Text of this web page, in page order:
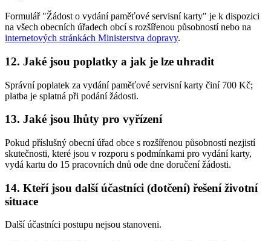
Formulář "Žádost o vydání paměťové servisní karty" je k dispozici
na všech obecních úřadech obcí s rozšířenou působností nebo na
internetových stránkách Ministerstva dopravy.
12. Jaké jsou poplatky a jak je lze uhradit
Správní poplatek za vydání paměťové servisní karty činí 700 Kč;
platba je splatná při podání žádosti.
13. Jaké jsou lhůty pro vyřízení
Pokud příslušný obecní úřad obce s rozšířenou působností nezjistí
skutečnosti, které jsou v rozporu s podmínkami pro vydání karty,
vydá kartu do 15 pracovních dnů ode dne doručení žádosti.
14. Kteří jsou další účastníci (dotčení) řešení životní
situace
Další účastníci postupu nejsou stanoveni.